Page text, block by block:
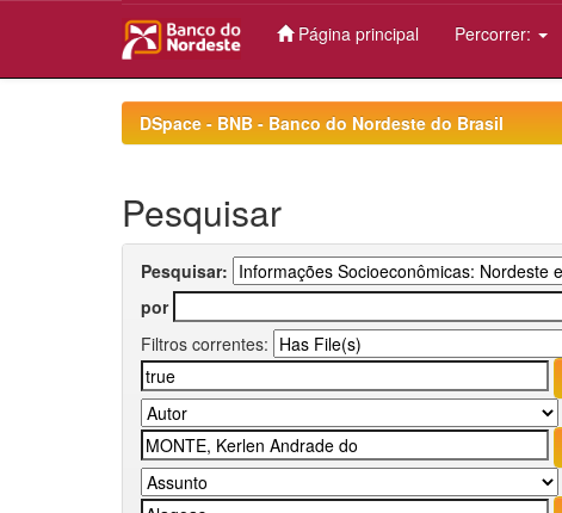
Página principal Percorrer:
DSpace - BNB - Banco do Nordeste do Brasil
Pesquisar
Pesquisar:
por
Filtros correntes: